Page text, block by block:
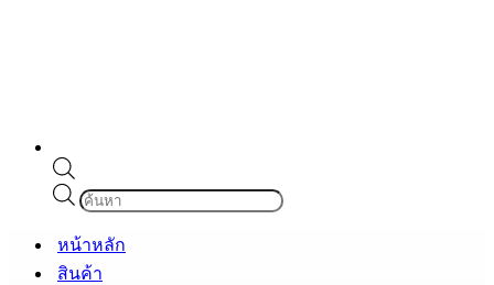
Products
search
หน้าหลัก
สินค้า